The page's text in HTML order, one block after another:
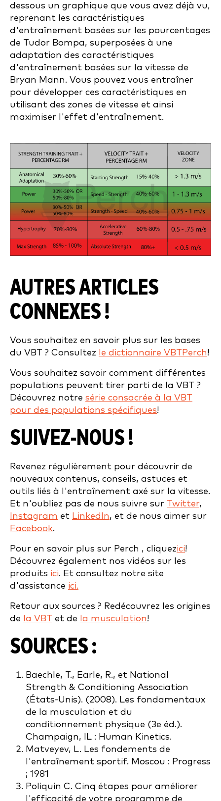
dessous un graphique que vous avez déjà vu,
reprenant les caractéristiques
d'entraînement basées sur les pourcentages
de Tudor Bompa, superposées à une
adaptation des caractéristiques
d'entraînement basées sur la vitesse de
Bryan Mann. Vous pouvez vous entraîner
pour développer ces caractéristiques en
utilisant des zones de vitesse et ainsi
maximiser l'effet d'entraînement.
AUTRES ARTICLES
CONNEXES !
Vous souhaitez en savoir plus sur les bases
du VBT ? Consultez
le dictionnaire VBTPerch!
Vous souhaitez savoir comment différentes
populations peuvent tirer parti de la VBT ?
Découvrez notre série consacrée à la VBT
pour des populations spécifiques!
SUIVEZ-NOUS !
Revenez régulièrement pour découvrir de
nouveaux contenus, conseils, astuces et
outils liés à l'entraînement axé sur la vitesse.
Et n'oubliez pas de nous suivre sur Twitter,
Instagram et LinkedIn, et de nous aimer sur
Facebook.
Pour en savoir plus sur Perch , cliquezici!
Découvrez également nos vidéos sur les
produits ici. Et consultez notre site
d'assistance ici.
Retour aux sources ? Redécouvrez les origines
de la VBT et de la musculation!
SOURCES :
Baechle, T., Earle, R., et National
Strength & Conditioning Association
(États-Unis). (2008). Les fondamentaux
de la musculation et du
conditionnement physique (3e éd.).
Champaign, IL : Human Kinetics.
Matveyev, L. Les fondements de
l'entraînement sportif. Moscou : Progress
; 1981
Poliquin C. Cinq étapes pour améliorer
l'efficacité de votre programme de